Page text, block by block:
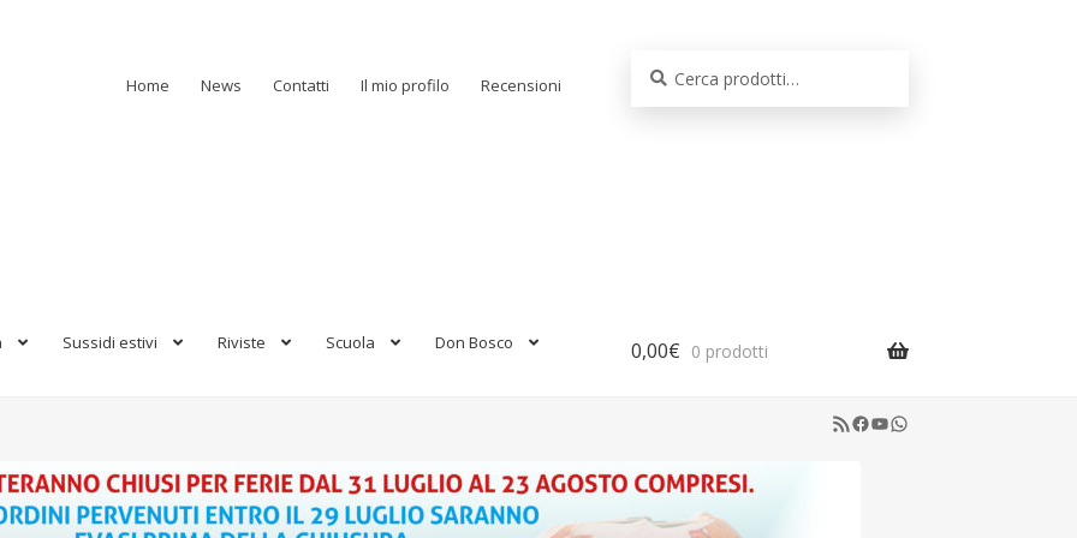
Home News Contatti Il mio profilo Recensioni
Sussidi estivi Riviste Scuola Don Bosco 0,00€ 0 prodotti
RSS Feed
Facebook
YouTube
WhatsApp